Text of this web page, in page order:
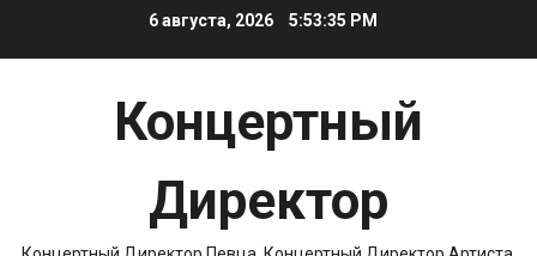
6 августа, 2026 5:53:35 PM
Концертный
Директор